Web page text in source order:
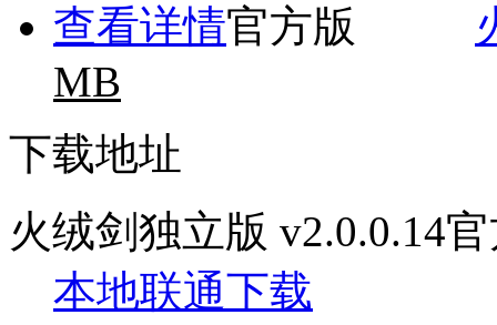
查看详情
MB
下载地址
火绒剑独立版 v2.0.0.14
本地联通下载